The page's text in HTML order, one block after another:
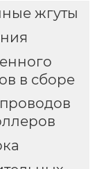
жгуты
в сборе